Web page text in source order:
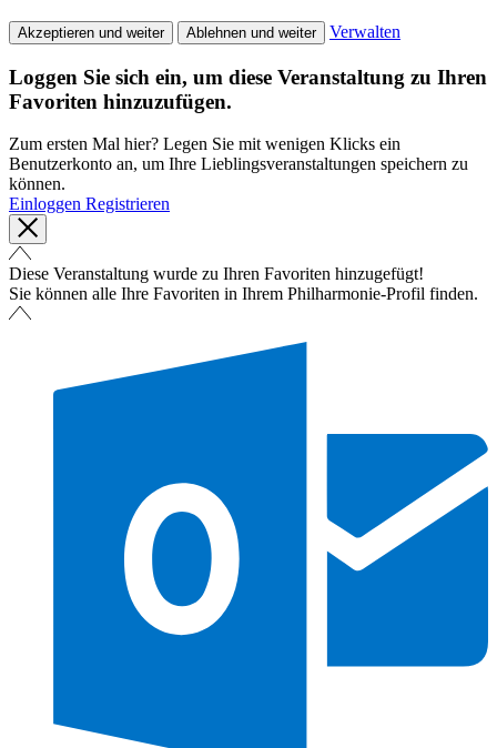
Akzeptieren und weiter Ablehnen und weiter Verwalten
Loggen Sie sich ein, um diese Veranstaltung zu Ihren
Favoriten hinzuzufügen.
Zum ersten Mal hier? Legen Sie mit wenigen Klicks ein
Benutzerkonto an, um Ihre Lieblingsveranstaltungen speichern zu
können.
Einloggen Registrieren
Diese Veranstaltung wurde zu Ihren Favoriten hinzugefügt!
Sie können alle Ihre Favoriten in Ihrem Philharmonie-Profil finden.